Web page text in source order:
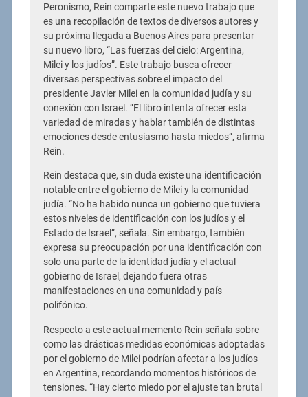
Peronismo, Rein comparte este nuevo trabajo que
es una recopilación de textos de diversos autores y
su próxima llegada a Buenos Aires para presentar
su nuevo libro, “Las fuerzas del cielo: Argentina,
Milei y los judíos”. Este trabajo busca ofrecer
diversas perspectivas sobre el impacto del
presidente Javier Milei en la comunidad judía y su
conexión con Israel. “El libro intenta ofrecer esta
variedad de miradas y hablar también de distintas
emociones desde entusiasmo hasta miedos”, afirma
Rein.
Rein destaca que, sin duda existe una identificación
notable entre el gobierno de Milei y la comunidad
judía. “No ha habido nunca un gobierno que tuviera
estos niveles de identificación con los judíos y el
Estado de Israel”, señala. Sin embargo, también
expresa su preocupación por una identificación con
solo una parte de la identidad judía y el actual
gobierno de Israel, dejando fuera otras
manifestaciones en una comunidad y país
polifónico.
Respecto a este actual memento Rein señala sobre
como las drásticas medidas económicas adoptadas
por el gobierno de Milei podrían afectar a los judíos
en Argentina, recordando momentos históricos de
tensiones. “Hay cierto miedo por el ajuste tan brutal